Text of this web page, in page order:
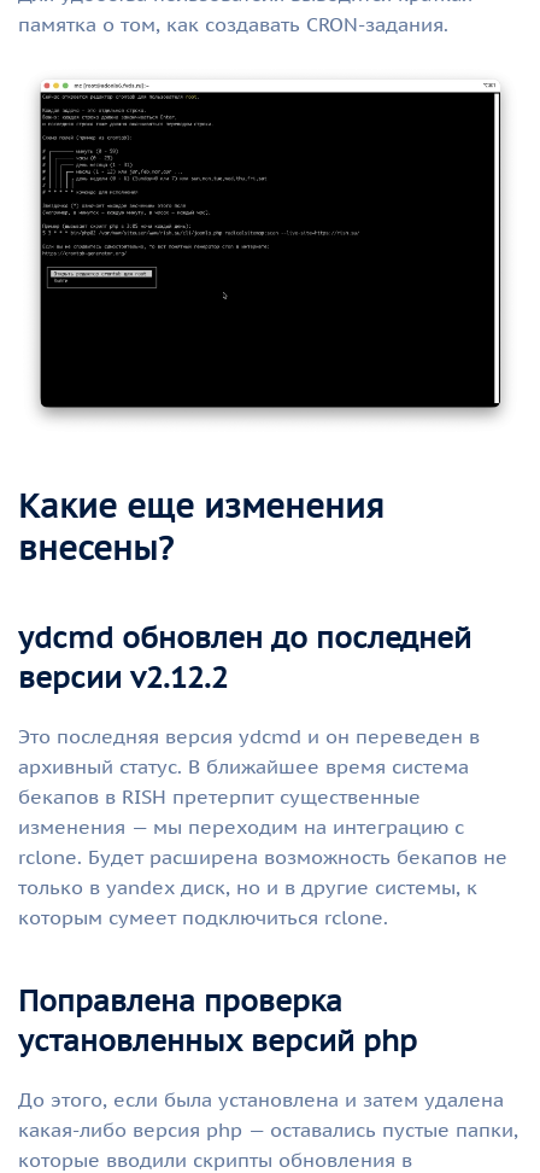
памятка о том, как создавать CRON-задания.
Какие еще изменения
внесены?
ydcmd обновлен до последней
версии v2.12.2
Это последняя версия ydcmd и он переведен в
архивный статус. В ближайшее время система
бекапов в RISH претерпит существенные
изменения — мы переходим на интеграцию с
rclone. Будет расширена возможность бекапов не
только в yandex диск, но и в другие системы, к
которым сумеет подключиться rclone.
Поправлена проверка
установленных версий php
До этого, если была установлена и затем удалена
какая-либо версия php — оставались пустые папки,
которые вводили скрипты обновления в